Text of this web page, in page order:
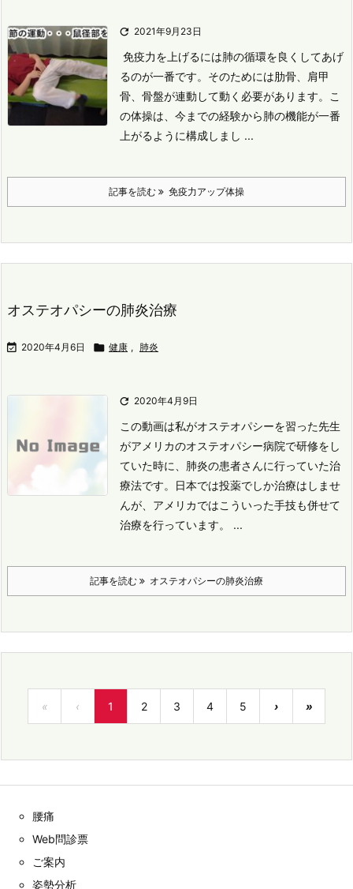
 2021年9月23日
免疫力を上げるには肺の循環を良くしてあげ
るのが一番です。 そのためには肋骨、肩甲
骨、骨盤が連動して動く必要があります。 こ
の体操は、今までの経験から肺の機能が一番
上がるように構成しまし ...
記事を読む 免疫力アップ体操
オステオパシーの肺炎治療
 2020年4月6日  健康 , 肺炎
 2020年4月9日
この動画は私がオステオパシーを習った先生
がアメリカのオステオパシー病院で研修をし
ていた時に、肺炎の患者さんに行っていた治
療法です。
日本では投薬でしか治療はしませ
んが、アメリカではこういった手技も併せて
治療を行っています。 ...
記事を読む オステオパシーの肺炎治療
« ‹ 1 2 3 4 5 › »
腰痛
Web問診票
ご案内
姿勢分析